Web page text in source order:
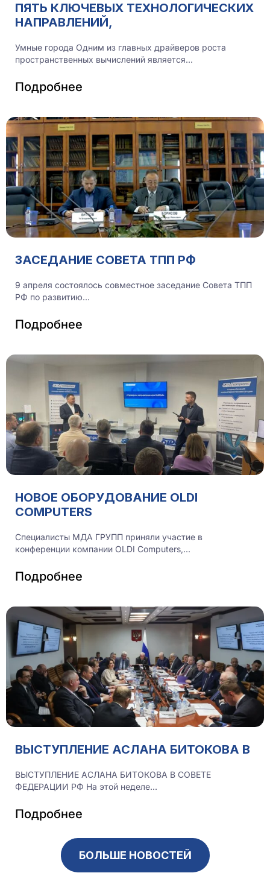
ПЯТЬ КЛЮЧЕВЫХ ТЕХНОЛОГИЧЕСКИХ
НАПРАВЛЕНИЙ,
Умные города Одним из главных драйверов роста
пространственных вычислений является...
Подробнее
ЗАСЕДАНИЕ СОВЕТА ТПП РФ
9 апреля состоялось совместное заседание Совета ТПП
РФ по развитию...
Подробнее
НОВОЕ ОБОРУДОВАНИЕ OLDI
COMPUTERS
Специалисты МДА ГРУПП приняли участие в
конференции компании OLDI Computers,...
Подробнее
ВЫСТУПЛЕНИЕ АСЛАНА БИТОКОВА В
ВЫСТУПЛЕНИЕ АСЛАНА БИТОКОВА В СОВЕТЕ
ФЕДЕРАЦИИ РФ На этой неделе...
Подробнее
БОЛЬШЕ НОВОСТЕЙ